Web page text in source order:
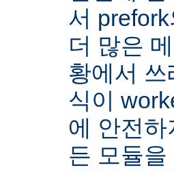
서
더 많은
황에서
식이
에 안전
든 모듈